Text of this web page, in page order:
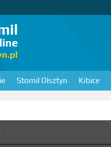
Stomil Olsztyn Kibice